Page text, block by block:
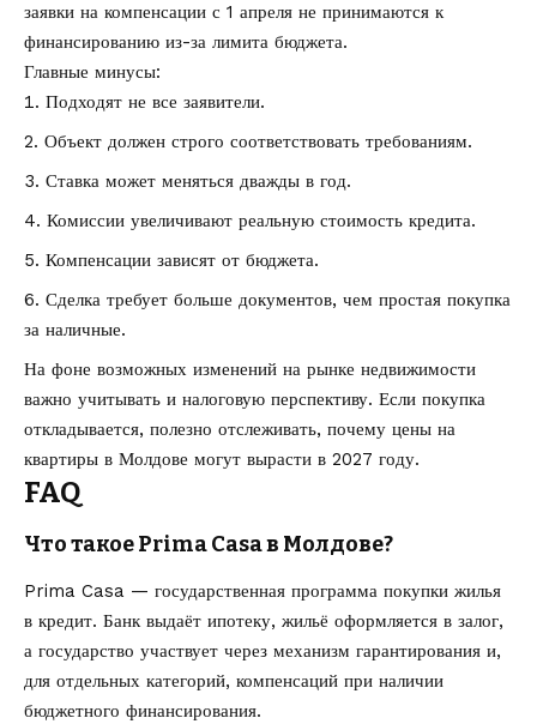
заявки на компенсации с 1 апреля не принимаются к
финансированию из-за лимита бюджета.
Главные минусы:
Подходят не все заявители.
Объект должен строго соответствовать требованиям.
Ставка может меняться дважды в год.
Комиссии увеличивают реальную стоимость кредита.
Компенсации зависят от бюджета.
Сделка требует больше документов, чем простая покупка
за наличные.
На фоне возможных изменений на рынке недвижимости
важно учитывать и налоговую перспективу. Если покупка
откладывается, полезно отслеживать, почему цены на
квартиры в Молдове могут вырасти в 2027 году.
FAQ
Что такое Prima Casa в Молдове?
Prima Casa — государственная программа покупки жилья
в кредит. Банк выдаёт ипотеку, жильё оформляется в залог,
а государство участвует через механизм гарантирования и,
для отдельных категорий, компенсаций при наличии
бюджетного финансирования.